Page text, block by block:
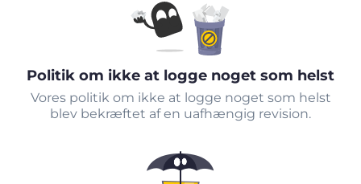
Politik om ikke at logge noget som helst
Vores politik om ikke at logge noget som helst
blev bekræftet af en uafhængig revision.